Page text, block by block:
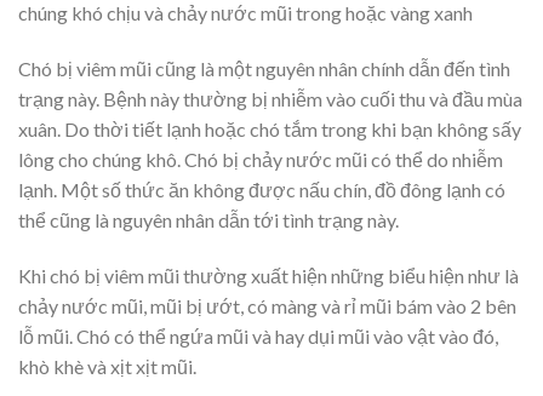
chúng khó chịu và chảy nước mũi trong hoặc vàng xanh
Chó bị viêm mũi cũng là một nguyên nhân chính dẫn đến tình
trạng này. Bệnh này thường bị nhiễm vào cuối thu và đầu mùa
xuân. Do thời tiết lạnh hoặc chó tắm trong khi bạn không sấy
lông cho chúng khô. Chó bị chảy nước mũi có thể do nhiễm
lạnh. Một số thức ăn không được nấu chín, đồ đông lạnh có
thể cũng là nguyên nhân dẫn tới tình trạng này.
Khi chó bị viêm mũi thường xuất hiện những biểu hiện như là
chảy nước mũi, mũi bị ướt, có màng và rỉ mũi bám vào 2 bên
lỗ mũi. Chó có thể ngứa mũi và hay dụi mũi vào vật vào đó,
khò khè và xịt xịt mũi.